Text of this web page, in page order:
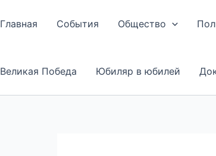
Главная События Общество
Великая Победа Юбиляр в юбилей
по